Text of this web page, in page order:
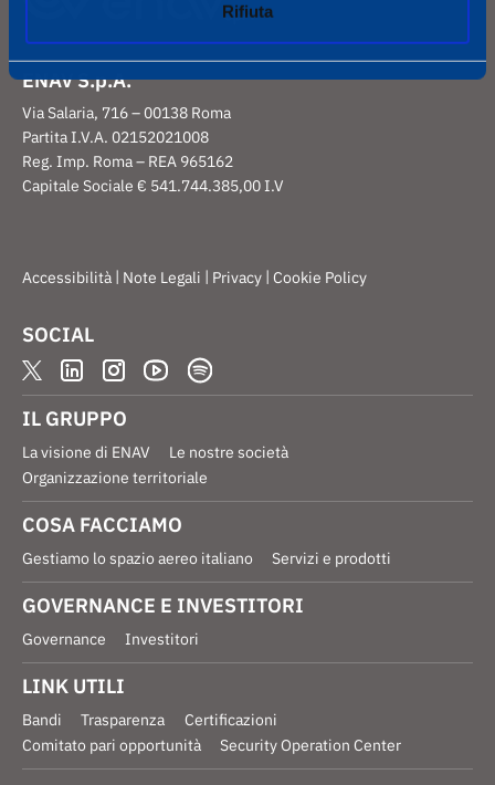
Rifiuta
ENAV S.p.A.
Via Salaria, 716 – 00138 Roma
Partita I.V.A. 02152021008
Reg. Imp. Roma – REA 965162
Capitale Sociale € 541.744.385,00 I.V
Accessibilità | Note Legali | Privacy | Cookie Policy
SOCIAL
IL GRUPPO
La visione di ENAV
Le nostre società
Organizzazione territoriale
COSA FACCIAMO
Gestiamo lo spazio aereo italiano Servizi e prodotti
GOVERNANCE E INVESTITORI
Governance Investitori
LINK UTILI
Bandi Trasparenza
Certificazioni
Comitato pari opportunità
Security Operation Center